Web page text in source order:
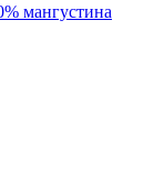
мангустина